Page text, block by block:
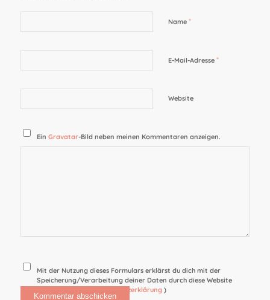
Name *
E-Mail-Adresse *
Website
EinGravatar-Bild neben meinen Kommentaren anzeigen.
Mit der Nutzung dieses Formulars erklärst du dich mit der
Speicherung/Verarbeitung deiner Daten durch diese Website
Datenschutzerklärung)